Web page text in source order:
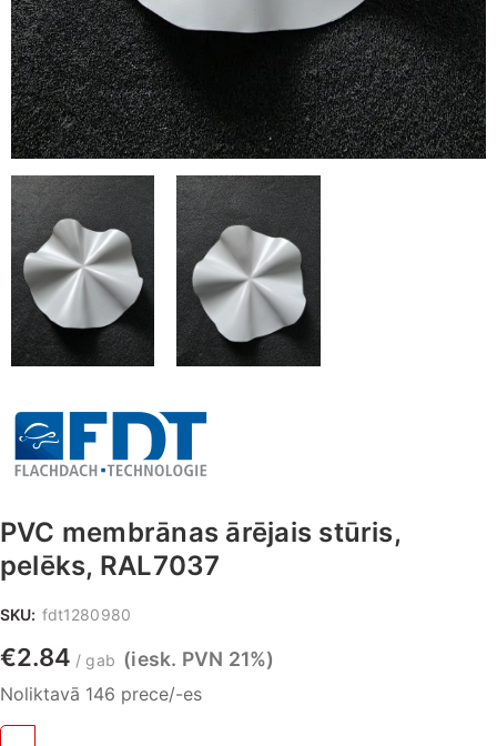
PVC membrānas ārējais stūris,
pelēks, RAL7037
SKU: fdt1280980
€2.84 gab (iesk. PVN 21%)
Noliktavā 146 prece/-es